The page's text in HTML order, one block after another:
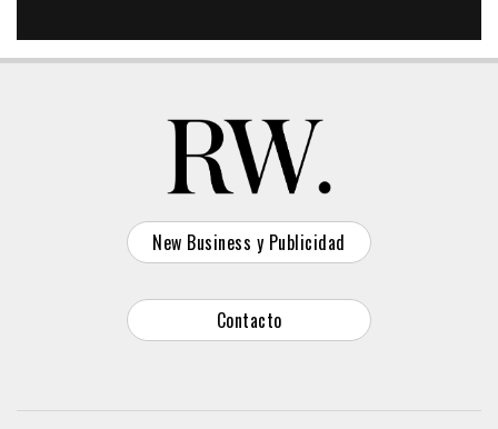
New Business y Publicidad
Contacto